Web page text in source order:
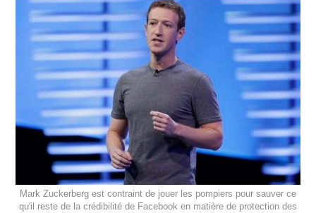
Mark Zuckerberg est contraint de jouer les pompiers pour sauver ce
qu'il reste de la crédibilité de Facebook en matière de protection des